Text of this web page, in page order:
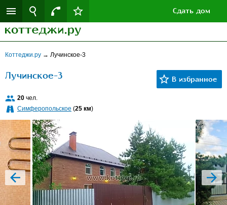
Сдать дом
Коттеджи.ру → Лучинское-3
Лучинское-3
20 чел.
Симферопольское (25 км)
prev next